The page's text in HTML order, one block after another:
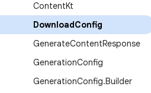
ContentKt
DownloadConfig
GenerateContentResponse
GenerationConfig
GenerationConfig.Builder